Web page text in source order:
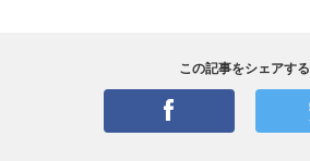
この記事をシェアする